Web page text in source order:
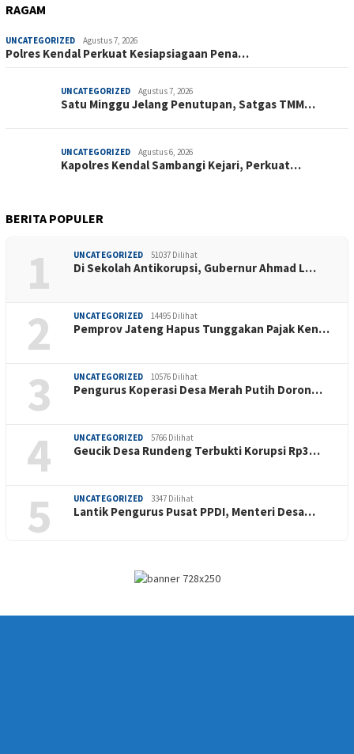
RAGAM
UNCATEGORIZED Agustus 7, 2026
Polres Kendal Perkuat Kesiapsiagaan Pena…
UNCATEGORIZED Agustus 7, 2026
Satu Minggu Jelang Penutupan, Satgas TMM…
UNCATEGORIZED Agustus 6, 2026
Kapolres Kendal Sambangi Kejari, Perkuat…
BERITA POPULER
1 UNCATEGORIZED 51037 Dilihat
Di Sekolah Antikorupsi, Gubernur Ahmad L…
2 UNCATEGORIZED 14495 Dilihat
Pemprov Jateng Hapus Tunggakan Pajak Ken…
3 UNCATEGORIZED 10576 Dilihat
Pengurus Koperasi Desa Merah Putih Doron…
4 UNCATEGORIZED 5766 Dilihat
Geucik Desa Rundeng Terbukti Korupsi Rp3…
5 UNCATEGORIZED 3347 Dilihat
Lantik Pengurus Pusat PPDI, Menteri Desa…